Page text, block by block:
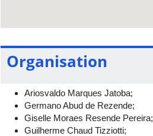
Organisation
Ariosvaldo Marques Jatoba;
Germano Abud de Rezende;
Giselle Moraes Resende Pereira;
Guilherme Chaud Tizziotti;